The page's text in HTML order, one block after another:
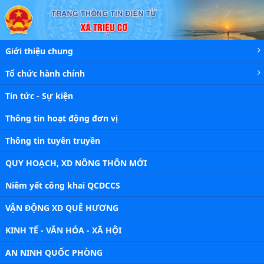
Chi tiết tin - Xã Triệu Cơ
Giới thiệu chung
Tổ chức hành chính
Tin tức - Sự kiện
Thông tin hoạt động đơn vị
Thông tin tuyên truyền
QUY HOẠCH, XD NÔNG THÔN MỚI
Niêm yết công khai QCDCCS
VẬN ĐỘNG XD QUÊ HƯƠNG
KINH TẾ - VĂN HÓA - XÃ HỘI
AN NINH QUỐC PHÒNG